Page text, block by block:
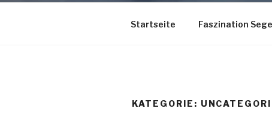
Startseite Faszination
KATEGORIE: